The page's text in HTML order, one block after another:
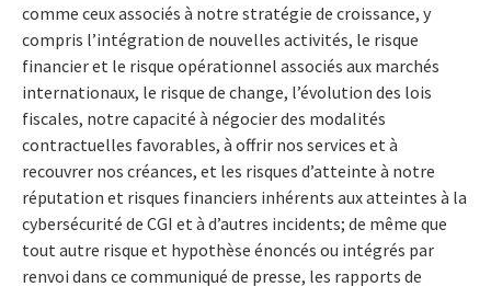
comme ceux associés à notre stratégie de croissance, y
compris l’intégration de nouvelles activités, le risque
financier et le risque opérationnel associés aux marchés
internationaux, le risque de change, l’évolution des lois
fiscales, notre capacité à négocier des modalités
contractuelles favorables, à offrir nos services et à
recouvrer nos créances, et les risques d’atteinte à notre
réputation et risques financiers inhérents aux atteintes à la
cybersécurité de CGI et à d’autres incidents; de même que
tout autre risque et hypothèse énoncés ou intégrés par
renvoi dans ce communiqué de presse, les rapports de